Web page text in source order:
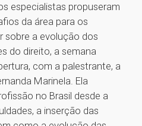
especialistas propuseram
da área para os
sobre a evolução dos
do direito, a semana
com a palestrante, a
Marinela. Ela
no Brasil desde a
a inserção das